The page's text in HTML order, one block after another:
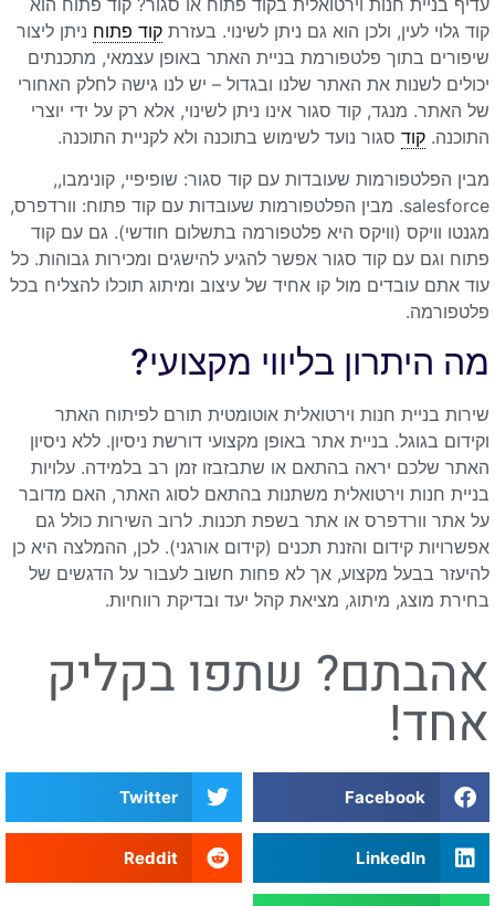
קוד גלוי לעין, ולכן הוא גם ניתן לשינוי. בעזרת קוד פתוח ניתן ליצור
שיפורים בתוך פלטפורמת בניית האתר באופן עצמאי, מתכנתים
יכולים לשנות את האתר שלנו ובגדול – יש לנו גישה לחלק האחורי
של האתר. מנגד, קוד סגור אינו ניתן לשינוי, אלא רק על ידי יוצרי
התוכנה. קוד סגור נועד לשימוש בתוכנה ולא לקניית התוכנה.
מבין הפלטפורמות שעובדות עם קוד סגור: שופיפיי, קונימבו,,
salesforce. מבין הפלטפורמות שעובדות עם קוד פתוח: וורדפרס,
מגנטו וויקס (וויקס היא פלטפורמה בתשלום חודשי). גם עם קוד
פתוח וגם עם קוד סגור אפשר להגיע להישגים ומכירות גבוהות. כל
עוד אתם עובדים מול קו אחיד של עיצוב ומיתוג תוכלו להצליח בכל
פלטפורמה.
מה היתרון בליווי מקצועי?
שירות בניית חנות וירטואלית אוטומטית תורם לפיתוח האתר
וקידום בגוגל. בניית אתר באופן מקצועי דורשת ניסיון. ללא ניסיון
האתר שלכם יראה בהתאם או שתבזבזו זמן רב בלמידה. עלויות
בניית חנות וירטואלית משתנות בהתאם לסוג האתר, האם מדובר
על אתר וורדפרס או אתר בשפת תכנות. לרוב השירות כולל גם
אפשרויות קידום והזנת תכנים (קידום אורגני). לכן, ההמלצה היא כן
להיעזר בבעל מקצוע, אך לא פחות חשוב לעבור על הדגשים של
בחירת מוצג, מיתוג, מציאת קהל יעד ובדיקת רווחיות.
אהבתם? שתפו בקליק
אחד!
Facebook
Twitter
LinkedIn
Reddit